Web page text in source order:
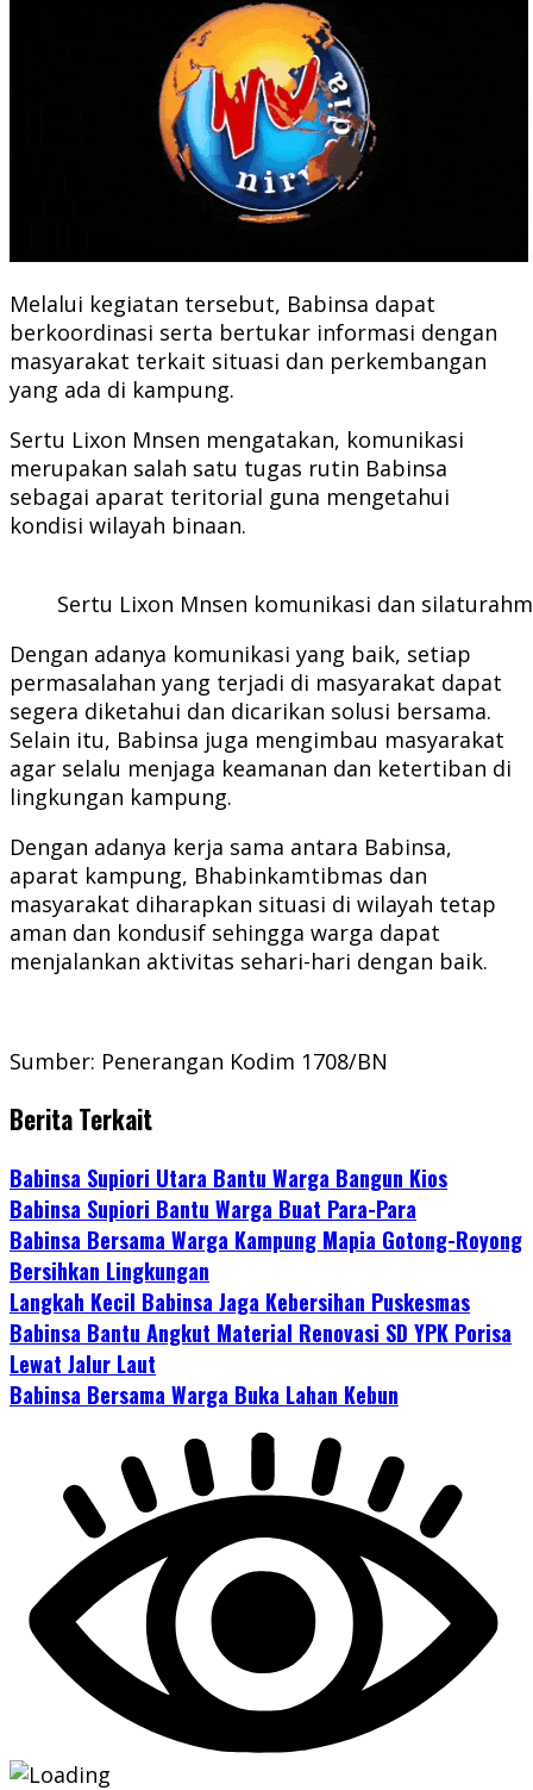
Melalui kegiatan tersebut, Babinsa dapat
berkoordinasi serta bertukar informasi dengan
masyarakat terkait situasi dan perkembangan
yang ada di kampung.
Sertu Lixon Mnsen mengatakan, komunikasi
merupakan salah satu tugas rutin Babinsa
sebagai aparat teritorial guna mengetahui
kondisi wilayah binaan.
Sertu Lixon Mnsen komunikasi dan
Dengan adanya komunikasi yang baik, setiap
permasalahan yang terjadi di masyarakat dapat
segera diketahui dan dicarikan solusi bersama.
Selain itu, Babinsa juga mengimbau masyarakat
agar selalu menjaga keamanan dan ketertiban di
lingkungan kampung.
Dengan adanya kerja sama antara Babinsa,
aparat kampung, Bhabinkamtibmas dan
masyarakat diharapkan situasi di wilayah tetap
aman dan kondusif sehingga warga dapat
menjalankan aktivitas sehari-hari dengan baik.
Sumber: Penerangan Kodim 1708/BN
Berita Terkait
Babinsa Supiori Utara Bantu Warga Bangun Kios
Babinsa Supiori Bantu Warga Buat Para-Para
Babinsa Bersama Warga Kampung Mapia Gotong-Royong
Bersihkan Lingkungan
Langkah Kecil Babinsa Jaga Kebersihan Puskesmas
Babinsa Bantu Angkut Material Renovasi SD YPK Porisa
Lewat Jalur Laut
Babinsa Bersama Warga Buka Lahan Kebun